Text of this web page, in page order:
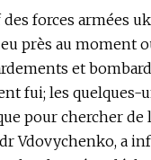
forces armées
près au moment
et
fui; les
pour chercher
Vdovychenko, a